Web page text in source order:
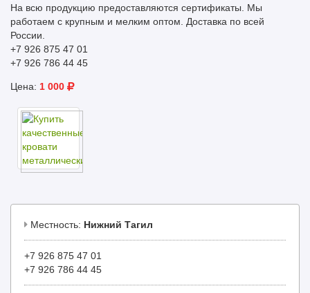
На всю продукцию предоставляются сертификаты. Мы
работаем с крупным и мелким оптом. Доставка по всей
России.
+7 926 875 47 01
+7 926 786 44 45
Цена: 1 000
Местность: Нижний Тагил
+7 926 875 47 01
+7 926 786 44 45